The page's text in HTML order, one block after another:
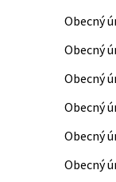
Obecný
Obecný
Obecný
Obecný
Obecný
Obecný